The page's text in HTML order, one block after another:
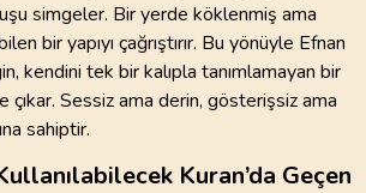
simgeler. Bir yerde köklenmiş ama
bir yapıyı çağrıştırır. Bu yönüyle Efnan
kendini tek bir kalıpla tanımlamayan bir
çıkar. Sessiz ama derin, gösterişsiz ama
sahiptir.
Kuran’da Geçen